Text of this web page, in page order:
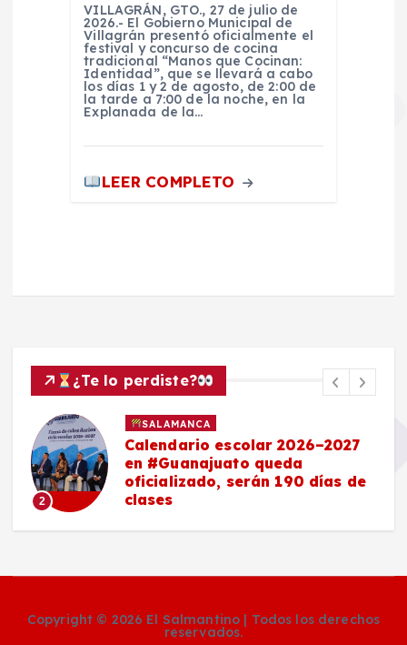
VILLAGRÁN, GTO., 27 de julio de
2026.- El Gobierno Municipal de
Villagrán presentó oficialmente el
festival y concurso de cocina
tradicional “Manos que Cocinan:
Identidad”, que se llevará a cabo
los días 1 y 2 de agosto, de 2:00 de
la tarde a 7:00 de la noche, en la
Explanada de la…
LEER COMPLETO
¿Te lo perdiste?
2
SALAMANCA
Calendario escolar 2026–2027
en #Guanajuato queda
oficializado, serán 190 días de
clases
Copyright © 2026 El Salmantino | Todos los derechos
reservados.